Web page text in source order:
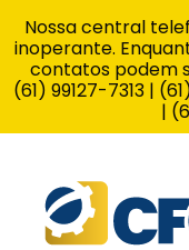
Nossa central
inoperante.
contatos podem
(61) 99127-7313 |
|